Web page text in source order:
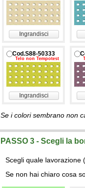
Ingrandisci
Cod.S88-50333
Telo non Tempotest
Ingrandisci
Se i colori sembrano non
PASSO 3 - Scegli la
Scegli quale lavorazione
Se non hai chiaro cosa